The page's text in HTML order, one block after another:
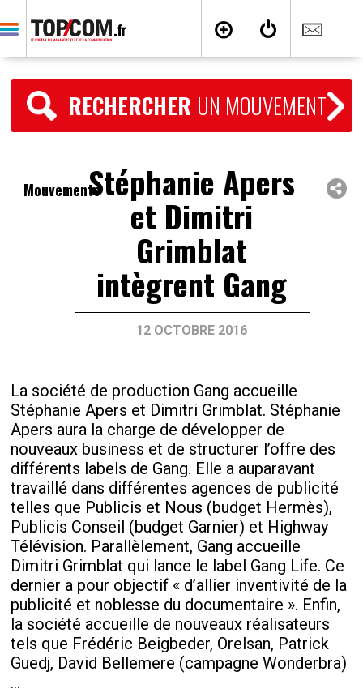
RECHERCHER UN MOUVEMENT
MouvementsStéphanie Apers
et Dimitri
Grimblat
intègrent Gang
12 OCTOBRE 2016
La société de production Gang accueille
Stéphanie Apers et Dimitri Grimblat. Stéphanie
Apers aura la charge de développer de
nouveaux business et de structurer l’offre des
différents labels de Gang. Elle a auparavant
travaillé dans différentes agences de publicité
telles que Publicis et Nous (budget Hermès),
Publicis Conseil (budget Garnier) et Highway
Télévision. Parallèlement, Gang accueille
Dimitri Grimblat qui lance le label Gang Life. Ce
dernier a pour objectif « d’allier inventivité de la
publicité et noblesse du documentaire ». Enfin,
la société accueille de nouveaux réalisateurs
tels que Frédéric Beigbeder, Orelsan, Patrick
Guedj, David Bellemere (campagne Wonderbra)
…